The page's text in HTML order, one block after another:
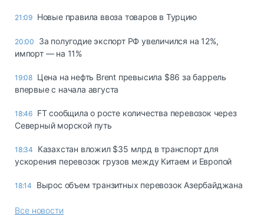
21:09 Новые правила ввоза товаров в Турцию
20:00
За полугодие экспорт РФ увеличился на 12%,
импорт — на 11%
19:08 Цена на нефть Brent превысила $86 за баррель
впервые с начала августа
18:46 FT сообщила о росте количества перевозок через
Северный морской путь
18:34
Казахстан вложил $35 млрд в транспорт для
ускорения перевозок грузов между Китаем и Европой
18:14 Вырос объем транзитных перевозок Азербайджана
Все новости